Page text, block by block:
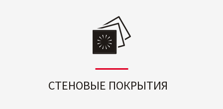
СТЕНОВЫЕ ПОКРЫТИЯ